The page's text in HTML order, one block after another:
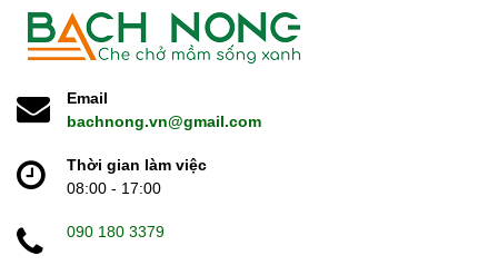
Email
bachnong.vn@gmail.com
Thời gian làm việc
08:00 - 17:00
090 180 3379